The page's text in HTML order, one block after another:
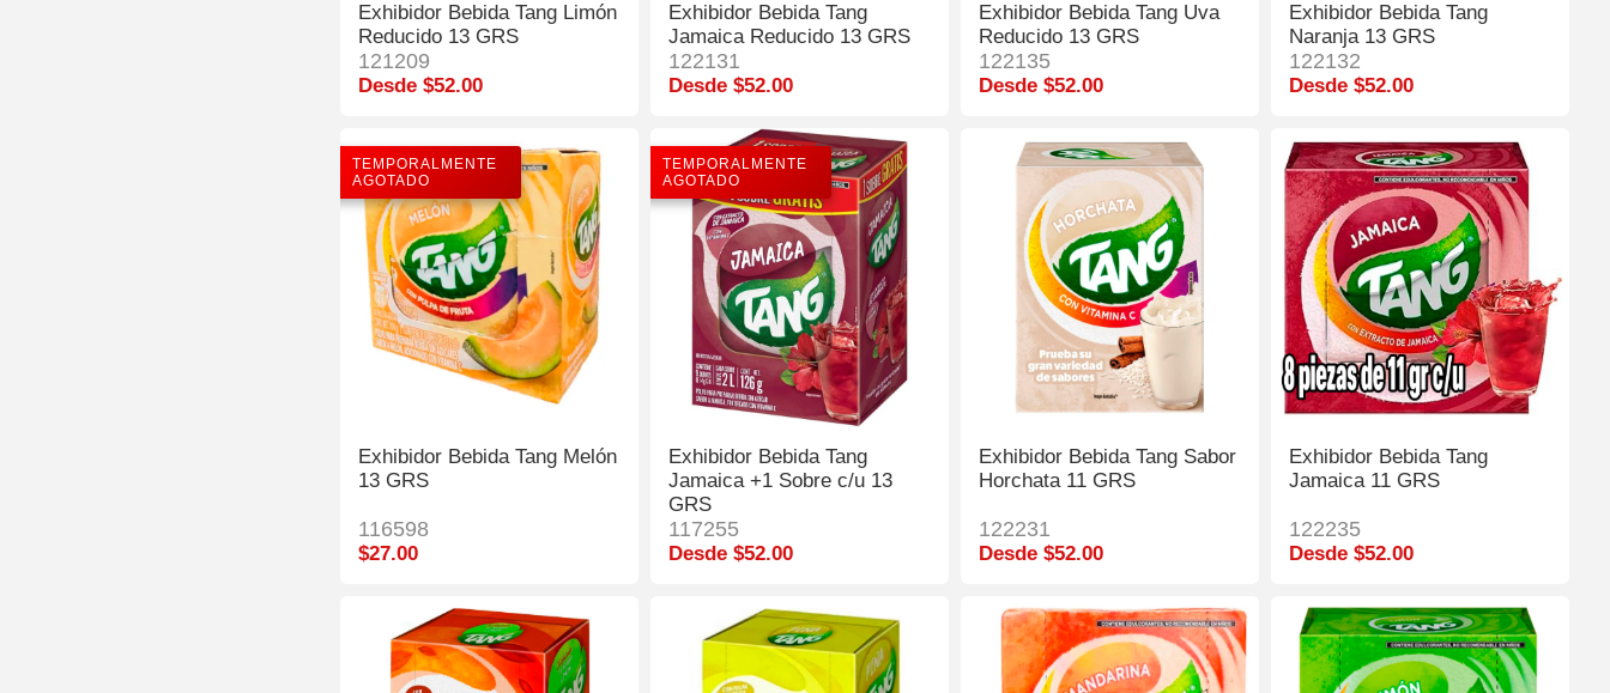
Exhibidor Bebida Tang Limón
Reducido 13 GRS
121209
Desde $52.00
Exhibidor Bebida Tang
Jamaica Reducido 13 GRS
122131
Desde $52.00
Exhibidor Bebida Tang Uva
Reducido 13 GRS
122135
Desde $52.00
Exhibidor Bebida Tang
Naranja 13 GRS
122132
Desde $52.00
TEMPORALMENTE
AGOTADO
Exhibidor Bebida Tang Melón
13 GRS
116598
$27.00
TEMPORALMENTE
AGOTADO
Exhibidor Bebida Tang
Jamaica +1 Sobre c/u 13
GRS
117255
Desde $52.00
Exhibidor Bebida Tang Sabor
Horchata 11 GRS
122231
Desde $52.00
Exhibidor Bebida Tang
Jamaica 11 GRS
122235
Desde $52.00